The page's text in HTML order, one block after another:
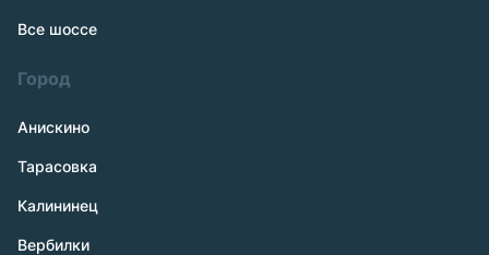
Все шоссе
Город
Анискино
Тарасовка
Калининец
Вербилки